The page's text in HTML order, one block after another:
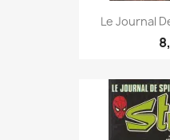
Le Journal